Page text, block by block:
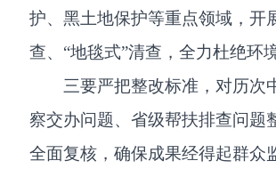
护、黑土地保护等重点领域，开
查、“地毯式”清查，全力杜绝环
三要严把整改标准，对历次
察交办问题、省级帮扶排查问题
全面复核，确保成果经得起群众